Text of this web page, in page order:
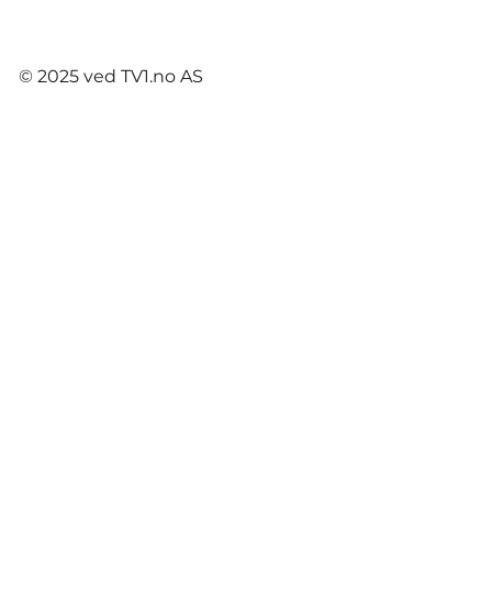
© 2025 ved TV1.no AS